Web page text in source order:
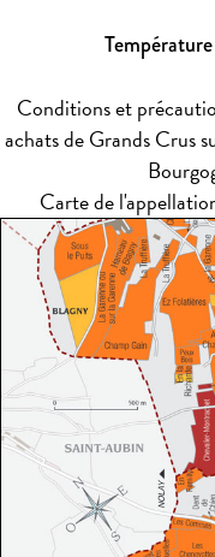
Conditions et
achats de Grands Crus
Carte de